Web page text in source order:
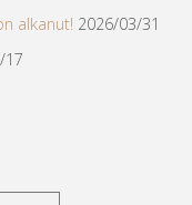
alkanut! 2026/03/31
17